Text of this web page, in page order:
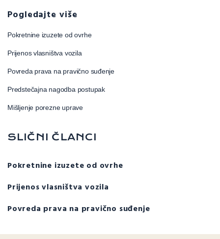
Pogledajte više
Pokretnine izuzete od ovrhe
Prijenos vlasništva vozila
Povreda prava na pravično suđenje
Predstečajna nagodba postupak
Mišljenje porezne uprave
SLIČNI ČLANCI
Pokretnine izuzete od ovrhe
Prijenos vlasništva vozila
Povreda prava na pravično suđenje